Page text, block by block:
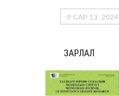
9 САР 13, 2024
ЗАРЛАЛ